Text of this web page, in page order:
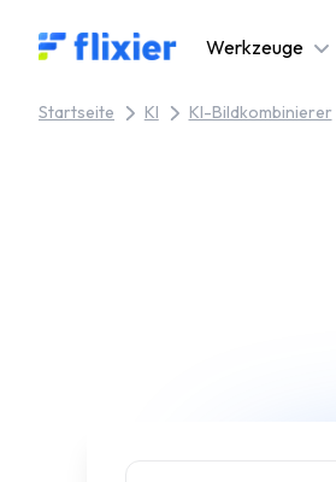
Flixier logo - Home Werkzeuge
Startseite KI KI-Bildkombinierer